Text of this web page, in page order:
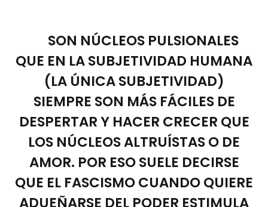
SON NÚCLEOS PULSIONALES
QUE EN LA SUBJETIVIDAD HUMANA
(LA ÚNICA SUBJETIVIDAD)
SIEMPRE SON MÁS FÁCILES DE
DESPERTAR Y HACER CRECER QUE
LOS NÚCLEOS ALTRUÍSTAS O DE
AMOR. POR ESO SUELE DECIRSE
QUE EL FASCISMO CUANDO QUIERE
ADUEÑARSE DEL PODER ESTIMULA